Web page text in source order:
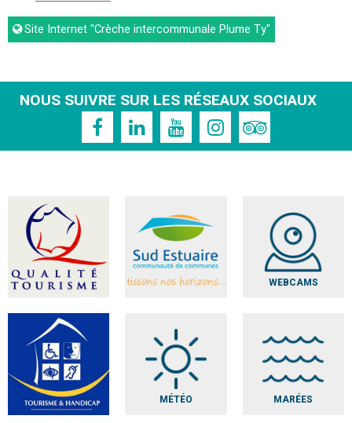
Site Internet"Crèche intercommunale Plume Ty"
NOUS SUIVRE SUR LES RÉSEAUX SOCIAUX
WEBCAMS
MÉTÉO MARÉES